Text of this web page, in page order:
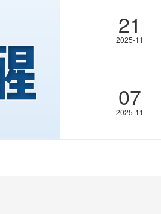
21
2025-11
07
2025-11